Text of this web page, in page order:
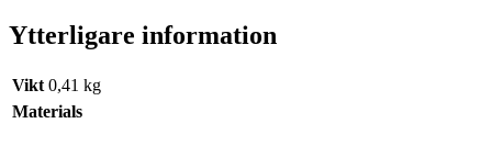
Ytterligare information
Vikt 0,41 kg
Materials